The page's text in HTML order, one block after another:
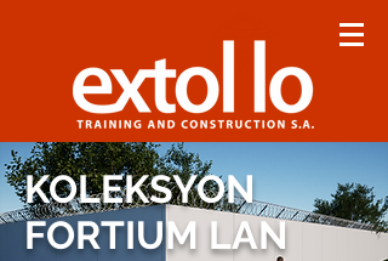
KOLEKSYON
FORTIUM LAN